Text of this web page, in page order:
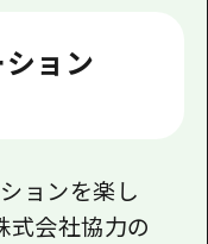
ョン
ョンを楽し
式会社協力の